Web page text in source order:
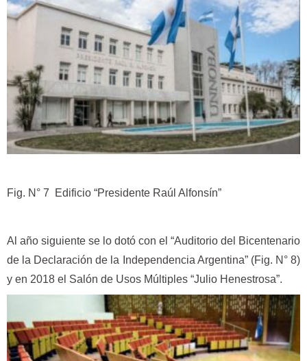
Fig. N° 7 Edificio “Presidente Raúl Alfonsín”
Al año siguiente se lo dotó con el “Auditorio del Bicentenario
de la Declaración de la Independencia Argentina” (Fig. N° 8)
y en 2018 el Salón de Usos Múltiples “Julio Henestrosa”.